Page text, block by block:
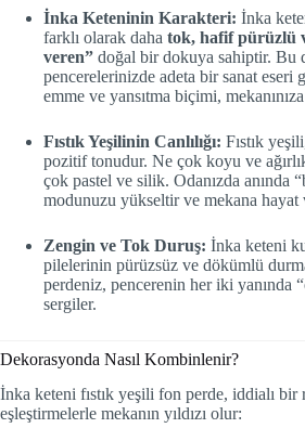
İnka Keteninin Karakteri: İnka
farklı olarak daha tok, hafif pürüzlü
veren” doğal bir dokuya sahiptir. Bu
pencerelerinizde adeta bir sanat eseri
emme ve yansıtma biçimi,
Fıstık Yeşilinin Canlılığı: Fıstık
pozitif tonudur. Ne çok koyu ve
çok pastel ve silik. Odanızda anında
modunuzu yükseltir ve mekana hayat
Zengin ve Tok Duruş: İnka keteni
pilelerinin pürüzsüz ve dökümlü
perdeniz, pencerenin her iki yanında
sergiler.
Dekorasyonda Nasıl Kombinlenir?
İnka keteni fıstık yeşili fon perde, iddialı bir
eşleştirmelerle mekanın yıldızı olur: